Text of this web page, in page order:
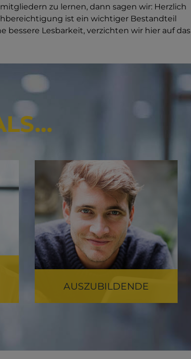
zu lernen, dann sagen wir: Herzlich
ist ein wichtiger Bestandteil
bessere Lesbarkeit, verzichten wir hier auf das
AUSZUBIL­DENDE